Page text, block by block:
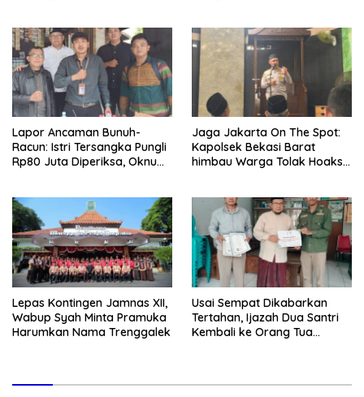
Lapor Ancaman Bunuh-
Racun: Istri Tersangka Pungli
Rp80 Juta Diperiksa, Oknum
Jaga Jakarta On The Spot:
Kapolsek Bekasi Barat
himbau Warga Tolak Hoaks
Lepas Kontingen Jamnas XII,
Wabup Syah Minta Pramuka
Harumkan Nama Trenggalek
Usai Sempat Dikabarkan
Tertahan, Ijazah Dua Santri
Kembali ke Orang Tua